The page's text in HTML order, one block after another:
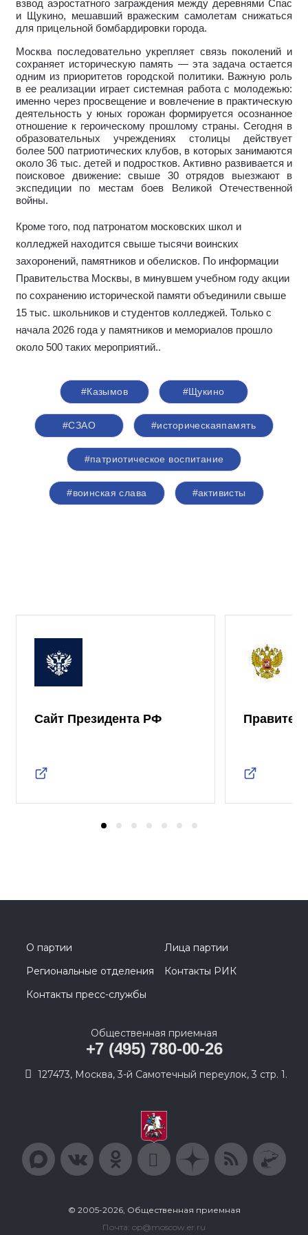
взвод аэростатного заграждения между деревнями Спас
и Щукино, мешавший вражеским самолетам снижаться
для прицельной бомбардировки города.
Москва последовательно укрепляет связь поколений и
сохраняет историческую память — эта задача остается
одним из приоритетов городской политики. Важную роль
в ее реализации играет системная работа с молодежью:
именно через просвещение и вовлечение в практическую
деятельность у юных горожан формируется осознанное
отношение к героическому прошлому страны. Сегодня в
образовательных учреждениях столицы действует
более 500 патриотических клубов, в которых занимаются
около 36 тыс. детей и подростков. Активно развивается и
поисковое движение: свыше 30 отрядов выезжают в
экспедиции по местам боев Великой Отечественной
войны.
Кроме того, под патронатом московских школ и
колледжей находится свыше тысячи воинских
захоронений, памятников и обелисков. По информации
Правительства Москвы, в минувшем учебном году акции
по сохранению исторической памяти объединили свыше
15 тыс. школьников и студентов колледжей. Только с
начала 2026 года у памятников и мемориалов прошло
около 500 таких мероприятий..
#Казымов #Щукино
#СЗАО #историческаяпамять
#патриотическое воспитание
#воинская слава #активисты
Сайт Президента РФ
О партии
Лица партии
Региональные отделения
Контакты РИК
Контакты пресс-службы
Общественная приемная
+7 (495) 780-00-26
127473, Москва, 3-й Самотечный переулок, 3 стр. 1.
© 2005-2026, Общественная приемная
Почта: op@moscow.er.ru